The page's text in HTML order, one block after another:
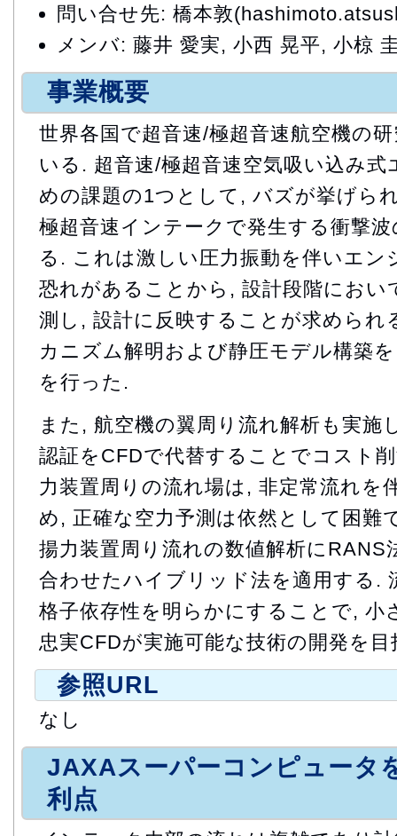
問い合せ先: 橋本敦
メンバ: 藤井 愛実, 小西 晃平, 小椋
事業概要
世界各国で超音速/極超音速航空機の
いる. 超音速/極超音速空気吸い込み
めの課題の1つとして, バズが挙げら
極超音速インテークで発生する衝撃
る. これは激しい圧力振動を伴いエン
恐れがあることから, 設計段階におい
測し, 設計に反映することが求めら
カニズム解明および静圧モデル構築
を行った.
また, 航空機の翼周り流れ解析も実施
認証をCFDで代替することでコスト
力装置周りの流れ場は, 非定常流れを
め, 正確な空力予測は依然として困難
揚力装置周り流れの数値解析にRANS
合わせたハイブリッド法を適用する.
格子依存性を明らかにすることで, 小
忠実CFDが実施可能な技術の開発を目
参照URL
なし
JAXAスーパーコンピュータ
利点